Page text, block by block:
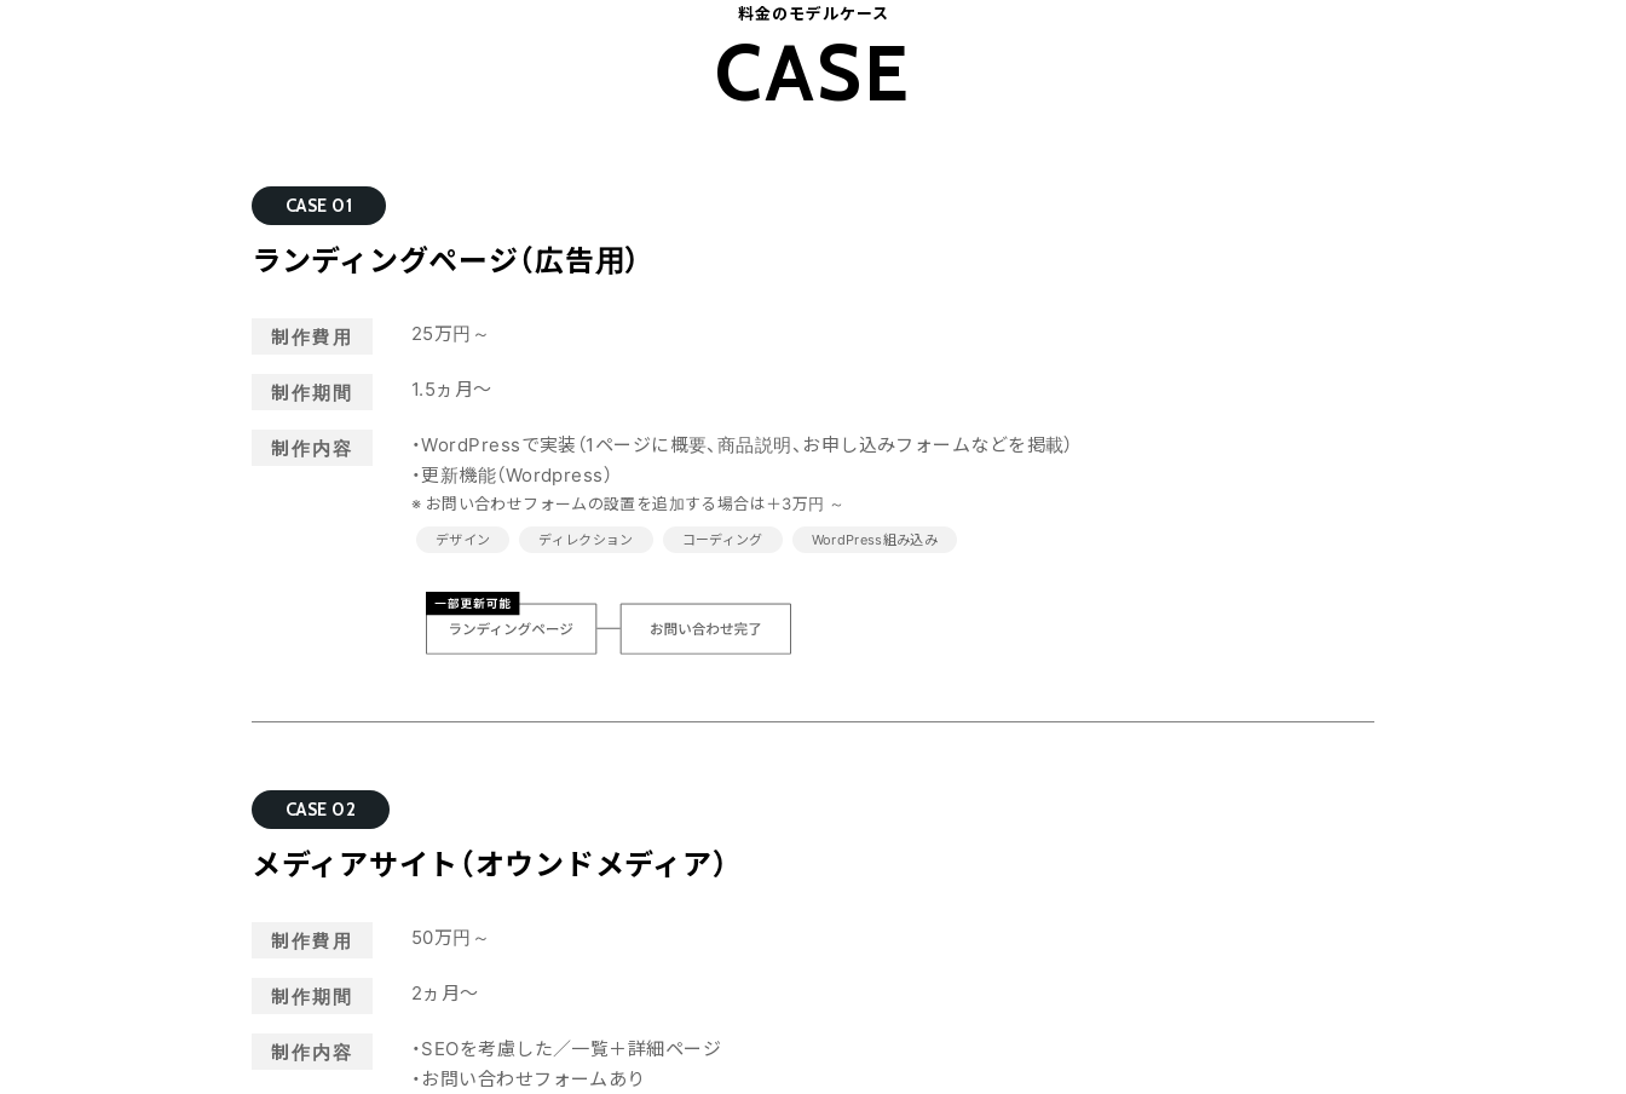
料金のモデルケース
CASE
CASE 01
ランディングページ（広告用）
制作費用 25万円～
制作期間 1.5ヵ月～
制作内容
・WordPressで実装（1ページに概要、商品説明、お申し込みフォームなどを掲載）
・更新機能（Wordpress）
※ お問い合わせフォームの設置を追加する場合は＋3万円 ～
デザイン ディレクション コーディング WordPress組み込み
CASE 02
メディアサイト（オウンドメディア）
制作費用 50万円～
制作期間 2ヵ月～
制作内容
・SEOを考慮した／一覧＋詳細ページ
・お問い合わせフォームあり